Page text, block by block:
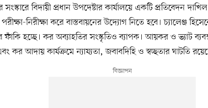
সংস্কারে বিদায়ী প্রধান উপদেষ্টার কার্যালয়ে একটি প্রতিবেদন
নিরীক্ষা করে বাস্তবায়নের উদ্যোগ নিতে হবে। চ্যালেঞ্জ
হচ্ছে। কর অব্যাহতির সংস্কৃতিও ব্যাপক। আয়কর ও ভ্যাট
কর আদায় কার্যক্রমে ন্যায্যতা, জবাবদিহি ও স্বচ্ছতার ঘাটতি